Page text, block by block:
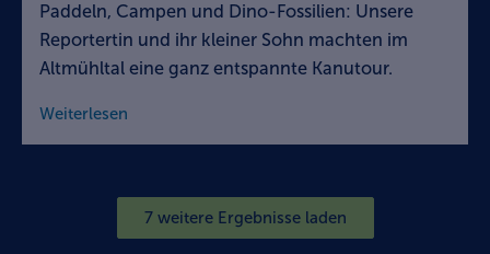
Paddeln, Campen und Dino-Fossilien: Unsere
Reportertin und ihr kleiner Sohn machten im
Altmühltal eine ganz entspannte Kanutour.
Weiterlesen
7 weitere Ergebnisse laden